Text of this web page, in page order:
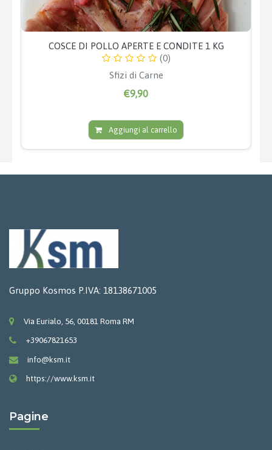
COSCE DI POLLO APERTE E CONDITE 1 KG
(0)
Sfizi di Carne
€9,90
Aggiungi al carrello
Gruppo Kosmos P.IVA: 18138671005
Via Eurialo, 56, 00181 Roma RM
+39067821653
info@ksm.it
https://www.ksm.it
Pagine